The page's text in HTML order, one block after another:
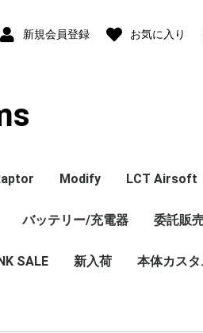
新規会員登録 お気に入り
体
アガン本体
ーツ
Modify
エアガン本体
マガジン
パーツ
LCT Airsoft
エアガン本体
フロントキッ
コンバージ
マガジン
Z Series
ハンドガー
フロント周
レシーバー
インナーパー
内部カスタム
LCT 限定商
バッテリー/充電器 委託販
SALE 新入荷 本体カス